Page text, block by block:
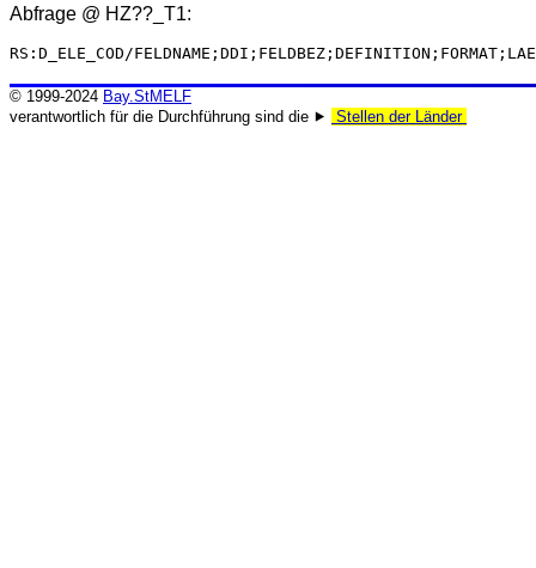
Abfrage @ HZ??_T1:
RS:D_ELE_COD/
© 1999-2024 Bay.StMELF
verantwortlich für die Durchführung sind die ⯈
Stellen der Länder